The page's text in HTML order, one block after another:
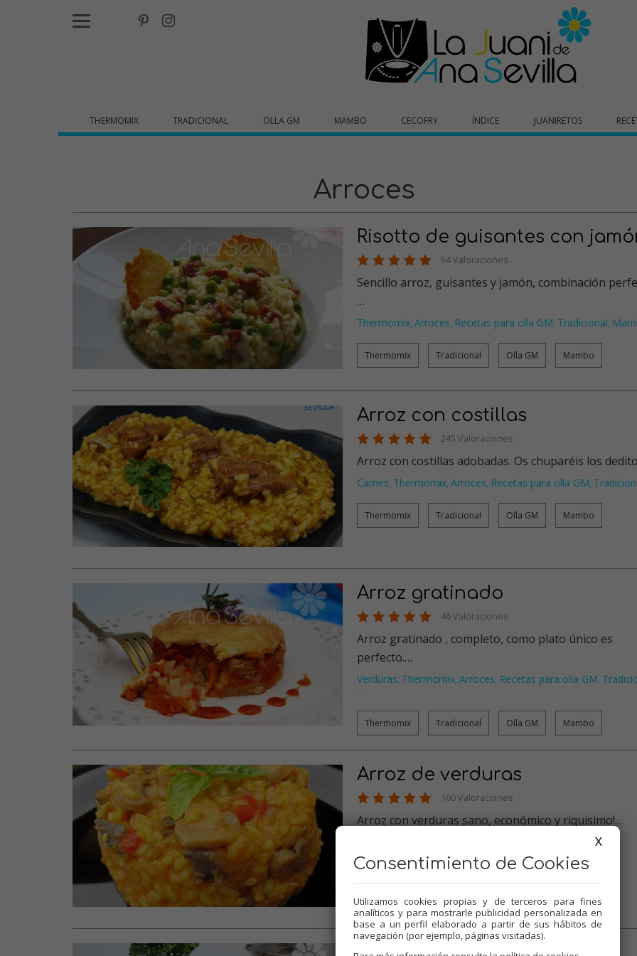
THERMOMIX TRADICIONAL OLLA GM MAMBO CECOFRY ÍNDICE JUANIRETOS
Arroces
Risotto de guisantes con
54 Valoraciones
Sencillo arroz, guisantes y jamón, combinación
…
Thermomix, Arroces, Recetas para olla GM, Tradicional,
Thermomix Tradicional Olla GM Mambo
Arroz con costillas
245 Valoraciones
Arroz con costillas adobadas. Os chuparéis los
Carnes, Thermomix, Arroces, Recetas para olla GM,
Thermomix Tradicional Olla GM Mambo
Arroz gratinado
46 Valoraciones
Arroz gratinado , completo, como plato único es
perfecto.…
Verduras, Thermomix, Arroces, Recetas para olla GM,
…
Thermomix Tradicional Olla GM Mambo
Arroz de verduras
160 Valoraciones
Arroz con verduras sano, económico y riquísimo!…
Recetas para olla GM
Thermomix Tradicional Olla GM Mambo
X
Consentimiento de Cookies
Utilizamos cookies propias y de terceros para fines
analíticos y para mostrarle publicidad personalizada en
base a un perfil elaborado a partir de sus hábitos de
navegación (por ejemplo, páginas visitadas).